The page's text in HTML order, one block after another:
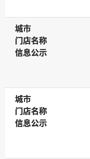
城市
城市
门店名称
门店名称
信息公示
信息公示
城市
城市
门店名称
门店名称
信息公示
信息公示